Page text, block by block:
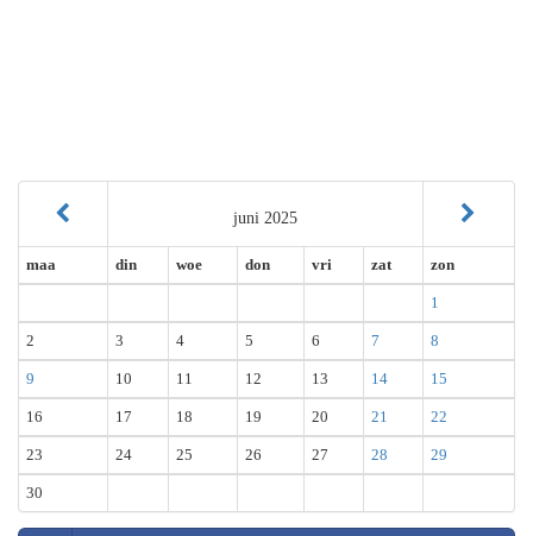
juni 2025
maa din woe don vri zat zon
1
2 3 4 5 6 7 8
9 10 11 12 13 14 15
16 17 18 19 20 21 22
23 24 25 26 27 28 29
30